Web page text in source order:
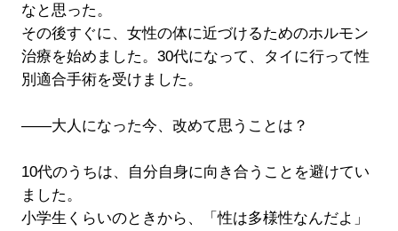
なと思った。
その後すぐに、女性の体に近づけるためのホルモン
治療を始めました。30代になって、タイに行って性
別適合手術を受けました。
――大人になった今、改めて思うことは？
10代のうちは、自分自身に向き合うことを避けてい
ました。
小学生くらいのときから、「性は多様性なんだよ」